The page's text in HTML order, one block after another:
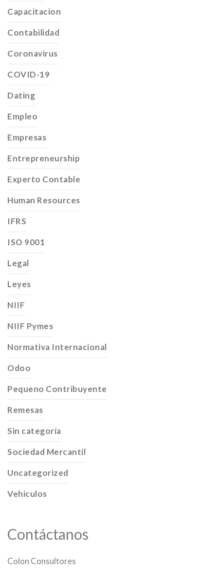
Capacitacion
Contabilidad
Coronavirus
COVID-19
Dating
Empleo
Empresas
Entrepreneurship
Experto Contable
Human Resources
IFRS
ISO 9001
Legal
Leyes
NIIF
NIIF Pymes
Normativa Internacional
Odoo
Pequeno Contribuyente
Remesas
Sin categoría
Sociedad Mercantil
Uncategorized
Vehiculos
Contáctanos
Colon Consultores